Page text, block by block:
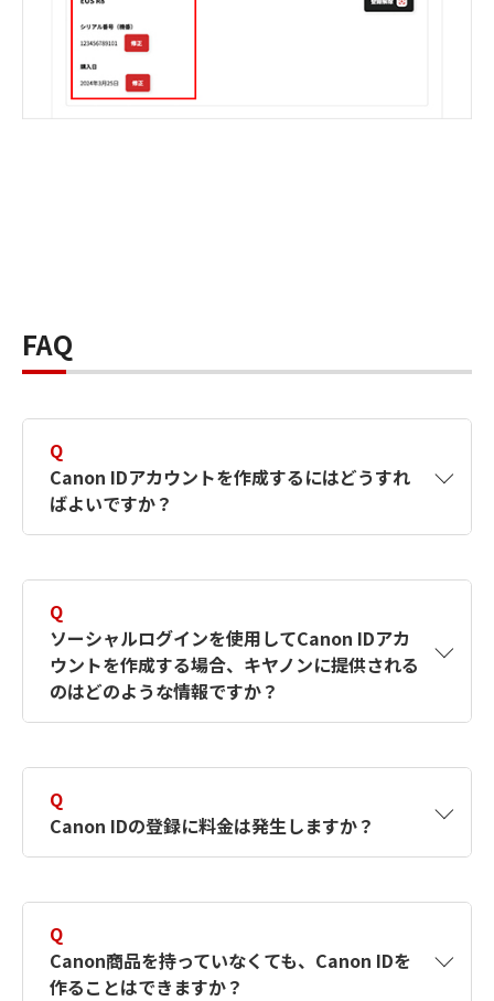
FAQ
Q
Canon IDアカウントを作成するにはどうすれ
ばよいですか？
す。詳しい作成方法は【カメラ】Canon IDとは
何ですか？Canon IDの作成方法は？をご確認く
ださい。
Q
ソーシャルログインを使用してCanon IDアカ
ウントを作成する場合、キヤノンに提供される
のはどのような情報ですか？
択したサービスから取得します。アカウントを
簡単に作成できるように、この情報を使用して
Canon IDの登録フォームを入力します。
Q
Canon IDの登録に料金は発生しますか？
Q
Canon商品を持っていなくても、Canon IDを
作ることはできますか？